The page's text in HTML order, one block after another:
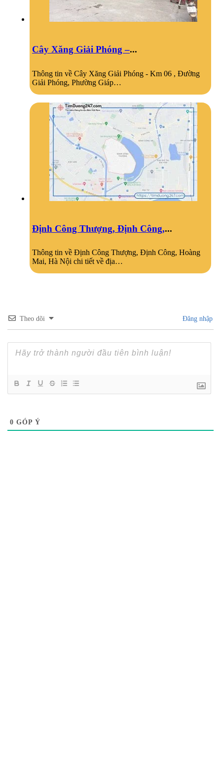
Cây Xăng Giải Phóng –...
Thông tin về Cây Xăng Giải Phóng - Km 06 , Đường
Giải Phóng, Phường Giáp…
Định Công Thượng, Định Công,...
Thông tin về Định Công Thượng, Định Công, Hoàng
Mai, Hà Nội chi tiết về địa…
Theo dõi Đăng nhập
0 GÓP Ý